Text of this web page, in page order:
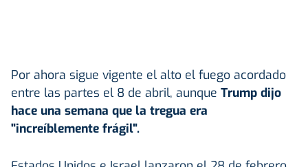
Por ahora sigue vigente el alto el fuego acordado
entre las partes el 8 de abril, aunque Trump dijo
hace una semana que la tregua era
"increíblemente frágil".